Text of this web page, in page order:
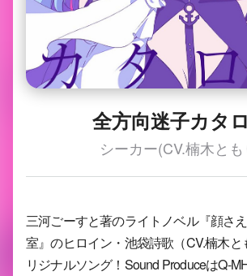
全方向迷子カタ
シーカー(CV.楠木と
三河ごーすと著のライトノベル『顔さ
室』のヒロイン・池袋詩歌（CV.楠木
リジナルソング！Sound ProduceはQ-